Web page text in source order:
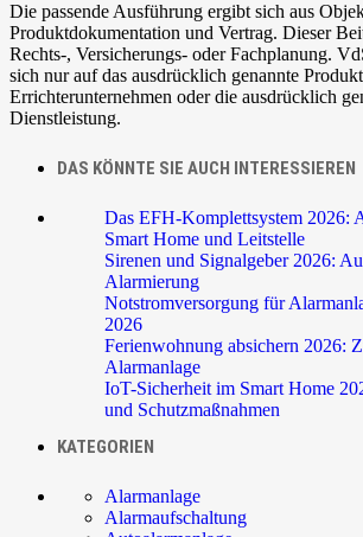
Die passende Ausführung ergibt sich aus
Produktdokumentation und Vertrag. Dieser
Rechts-, Versicherungs- oder Fachplanung.
sich nur auf das ausdrücklich genannte
Errichterunternehmen oder die ausdrücklich
Dienstleistung.
DAS KÖNNTE SIE AUCH INTERESSIEREN
Das EFH-Komplettsystem 2026:
Smart Home und Leitstelle
Sirenen und Signalgeber 2026:
Alarmierung
Notstromversorgung für
2026
Ferienwohnung absichern 2026:
Alarmanlage
IoT-Sicherheit im Smart Home
und Schutzmaßnahmen
KATEGORIEN
Alarmanlage
Alarmaufschaltung